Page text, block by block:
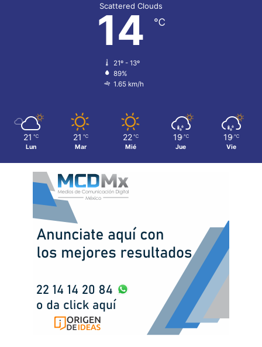
Scattered Clouds
14 ℃
21º - 13º
89%
1.65 km/h
21 ℃
Lun
21 ℃
Mar
22 ℃
Mié
19 ℃
Jue
19 ℃
Vie